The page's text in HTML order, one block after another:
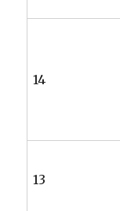
14
13